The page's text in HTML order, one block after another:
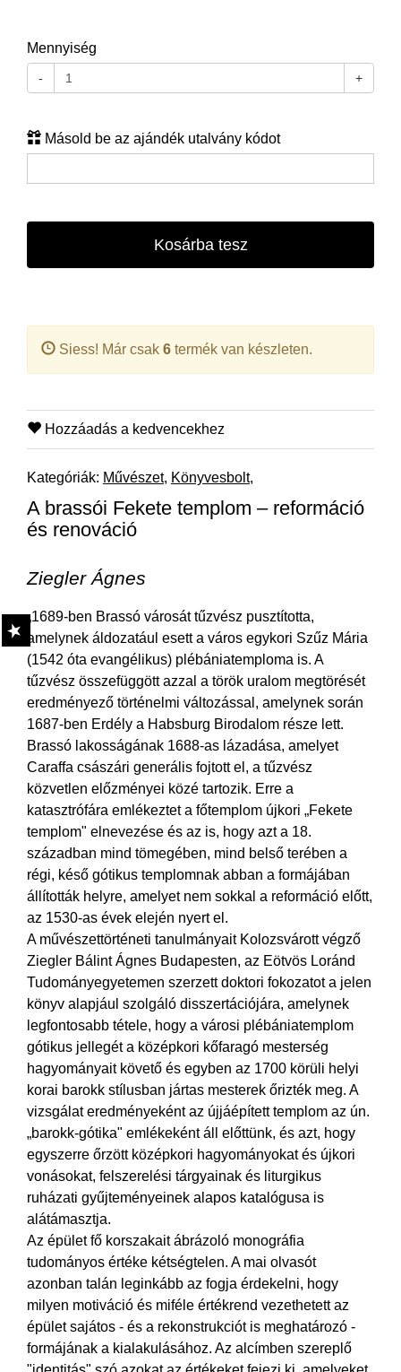
Mennyiség
- +
Másold be az ajándék utalvány kódot
Kosárba tesz
Siess! Már csak 6 termék van készleten.
Hozzáadás a kedvencekhez
Kategóriák: Művészet Könyvesbolt
A brassói Fekete templom – reformáció
és renováció
Ziegler Ágnes
„1689-ben Brassó városát tűzvész pusztította,
amelynek áldozatául esett a város egykori Szűz Mária
(1542 óta evangélikus) plébániatemploma is. A
tűzvész összefüggött azzal a török uralom megtörését
eredményező történelmi változással, amelynek során
1687-ben Erdély a Habsburg Birodalom része lett.
Brassó lakosságának 1688-as lázadása, amelyet
Caraffa császári generális fojtott el, a tűzvész
közvetlen előzményei közé tartozik. Erre a
katasztrófára emlékeztet a főtemplom újkori „Fekete
templom" elnevezése és az is, hogy azt a 18.
században mind tömegében, mind belső terében a
régi, késő gótikus templomnak abban a formájában
állították helyre, amelyet nem sokkal a reformáció előtt,
az 1530-as évek elején nyert el.
A művészettörténeti tanulmányait Kolozsvárott végző
Ziegler Bálint Ágnes Budapesten, az Eötvös Loránd
Tudományegyetemen szerzett doktori fokozatot a jelen
könyv alapjául szolgáló disszertációjára, amelynek
legfontosabb tétele, hogy a városi plébániatemplom
gótikus jellegét a középkori kőfaragó mesterség
hagyományait követő és egyben az 1700 körüli helyi
korai barokk stílusban jártas mesterek őrizték meg. A
vizsgálat eredményeként az újjáépített templom az ún.
„barokk-gótika" emlékeként áll előttünk, és azt, hogy
egyszerre őrzött középkori hagyományokat és újkori
vonásokat, felszerelési tárgyainak és liturgikus
ruházati gyűjteményeinek alapos katalógusa is
alátámasztja.
Az épület fő korszakait ábrázoló monográfia
tudományos értéke kétségtelen. A mai olvasót
azonban talán leginkább az fogja érdekelni, hogy
milyen motiváció és miféle értékrend vezethetett az
épület sajátos - és a rekonstrukciót is meghatározó -
formájának a kialakulásához. Az alcímben szereplő